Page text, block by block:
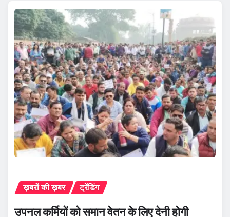
ख़बरों की ख़बर ट्रेंडिंग
उपनल कर्मियों को समान वेतन के लिए देनी होगी